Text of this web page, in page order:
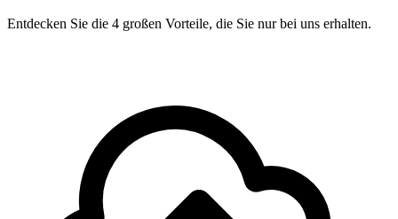
Entdecken Sie die 4 großen Vorteile, die Sie nur bei uns erhalten.